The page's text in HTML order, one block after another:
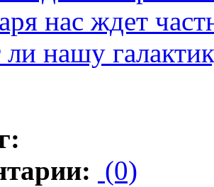
нас ждет
нашу
(0)